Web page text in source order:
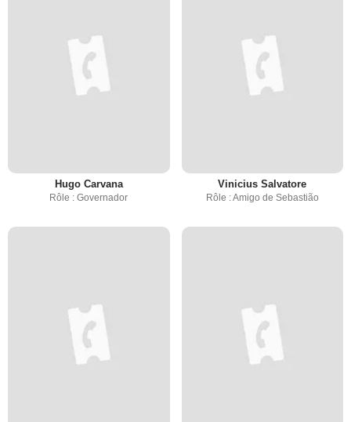
Hugo Carvana
Rôle : Governador
Vinicius Salvatore
Rôle : Amigo de Sebastião